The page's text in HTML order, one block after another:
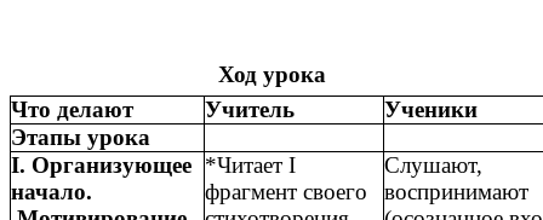
Ход урока
Что делают
Учитель
Ученики
Этапы урока
I. Организующее
начало.
*Читает I
фрагмент своего
Слушают,
воспринимают